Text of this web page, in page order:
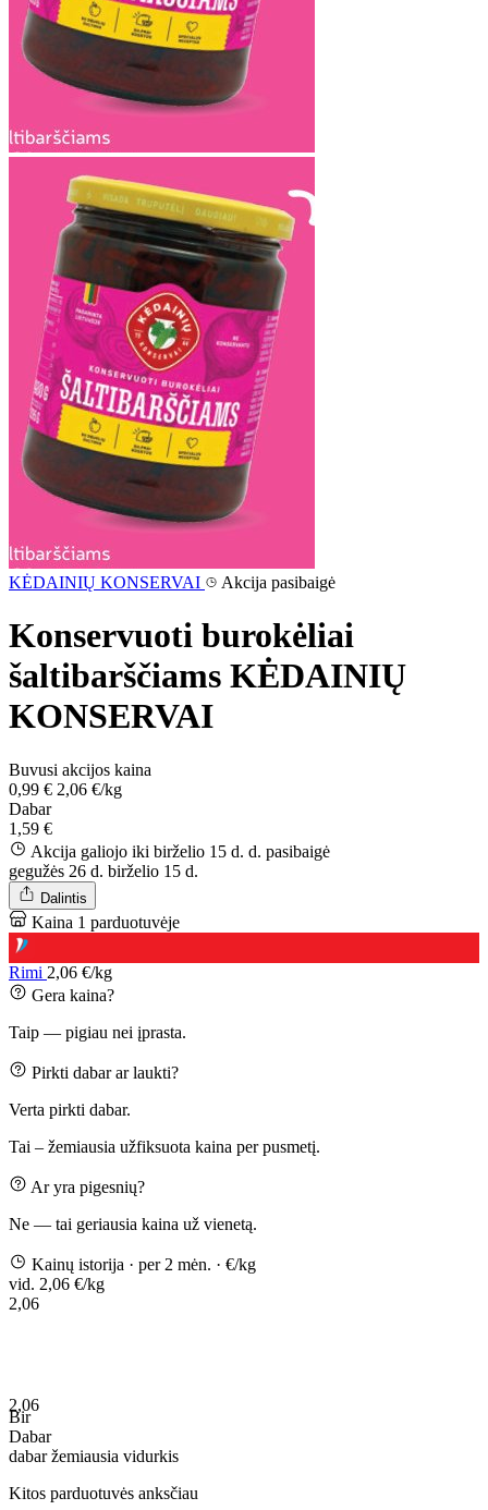
KĖDAINIŲ KONSERVAI Akcija pasibaigė
Konservuoti burokėliai
šaltibarščiams KĖDAINIŲ
KONSERVAI
Buvusi akcijos kaina
0,99 € 2,06 €/kg
Dabar
1,59 €
Akcija galiojo iki birželio 15 d. d. pasibaigė
gegužės 26 d. birželio 15 d.
Dalintis
Kaina 1 parduotuvėje
Rimi 2,06 €/kg
Gera kaina?
Taip — pigiau nei įprasta.
Pirkti dabar ar laukti?
Verta pirkti dabar.
Tai – žemiausia užfiksuota kaina per pusmetį.
Ar yra pigesnių?
Ne — tai geriausia kaina už vienetą.
Kainų istorija · per 2 mėn. · €/kg
vid. 2,06 €/kg
2,06
2,06
Bir
Dabar
dabaržemiausia vidurkis
Kitos parduotuvės anksčiau